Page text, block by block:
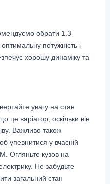
обрати 1.3-
потужність і
хорошу динаміку та
увагу на стан
це варіатор, оскільки він
Важливо також
упевнитися у вчасній
Огляньте кузов на
Не забудьте
загальний стан